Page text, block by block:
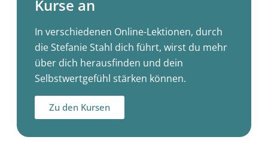
Kurse an
In verschiedenen Online-Lektionen, durch
die Stefanie Stahl dich führt, wirst du mehr
über dich herausfinden und dein
Selbstwertgefühl stärken können.
Zu den Kursen